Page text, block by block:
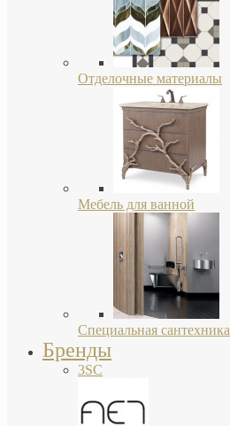
Отделочные материалы
Мебель для ванной
Специальная сантехника
Бренды
3SC